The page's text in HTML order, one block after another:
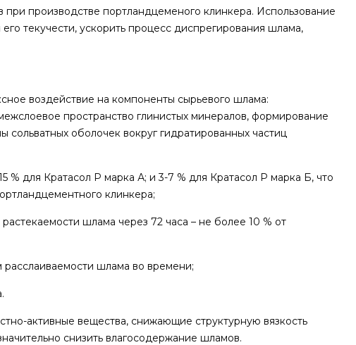
производстве портландцеменого клинкера. Использование
текучести, ускорить процесс диспрегирования шлама,
воздействие на компоненты сырьевого шлама:
пространство глинистых минералов, формирование
оболочек вокруг гидратированных частиц
% для Кратасол Р марка А; и 3-7 % для Кратасол Р марка Б, что
клинкера;
шлама через 72 часа – не более 10 % от
шлама во времени;
активные вещества, снижающие структурную вязкость
снизить влагосодержание шламов.